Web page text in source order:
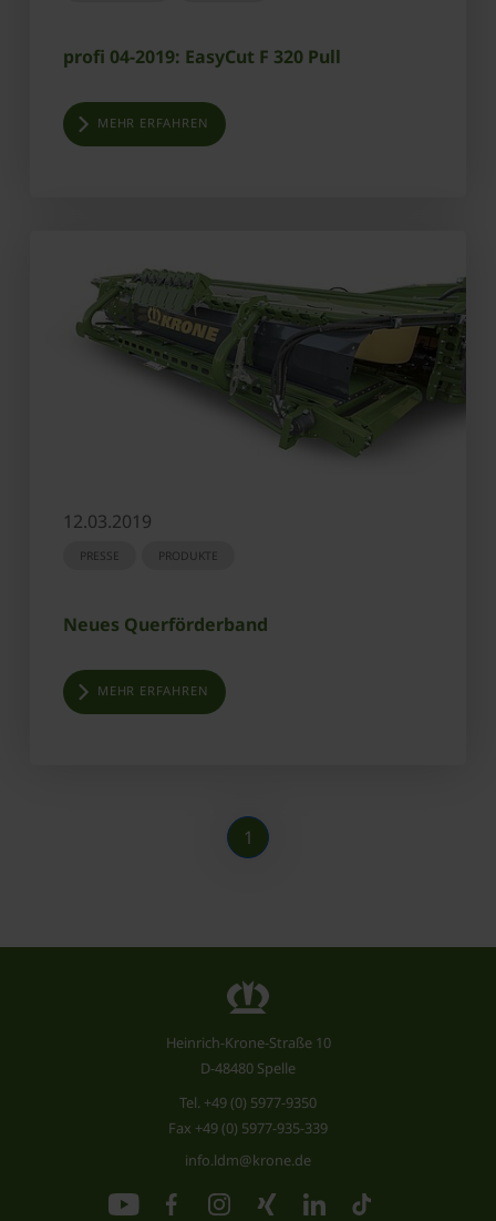
profi 04-2019: EasyCut F 320 Pull
MEHR ERFAHREN
12.03.2019
PRESSE PRODUKTE
Neues Querförderband
MEHR ERFAHREN
1
Heinrich-Krone-Straße 10
D-48480 Spelle
Tel. +49 (0) 5977-9350
Fax +49 (0) 5977-935-339
info.ldm@krone.de